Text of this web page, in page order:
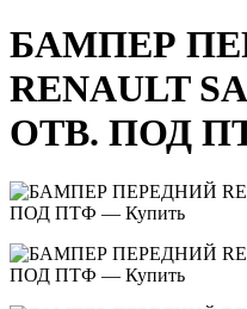
БАМПЕР
RENAULT
ОТВ. ПОД